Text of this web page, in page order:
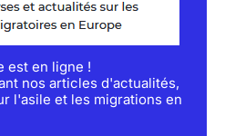
est en ligne !
nos articles d'actualités,
l'asile et les migrations en